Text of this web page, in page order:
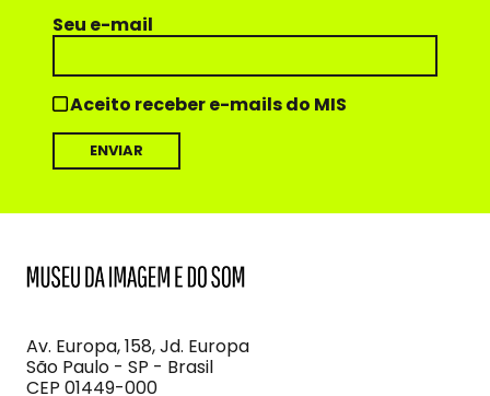
Seu e-mail
Aceito receber e-mails do MIS
Imagem
e
do
Av. Europa, 158, Jd. Europa
São Paulo - SP - Brasil
CEP 01449-000